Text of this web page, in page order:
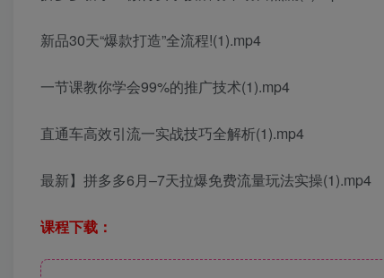
新品30天“爆款打造”全流程!(1).mp4
一节课教你学会99%的推广技术(1).mp4
直通车高效引流一实战技巧全解析(1).mp4
最新】拼多多6月–7天拉爆免费流量玩法实操(1).mp4
课程下载：